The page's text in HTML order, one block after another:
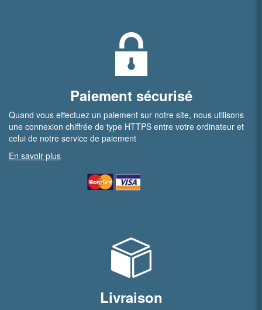
Paiement sécurisé
Quand vous effectuez un paiement sur notre site, nous utilisons
une connexion chiffrée de type HTTPS entre votre ordinateur et
celui de notre service de paiement
En savoir plus
Livraison